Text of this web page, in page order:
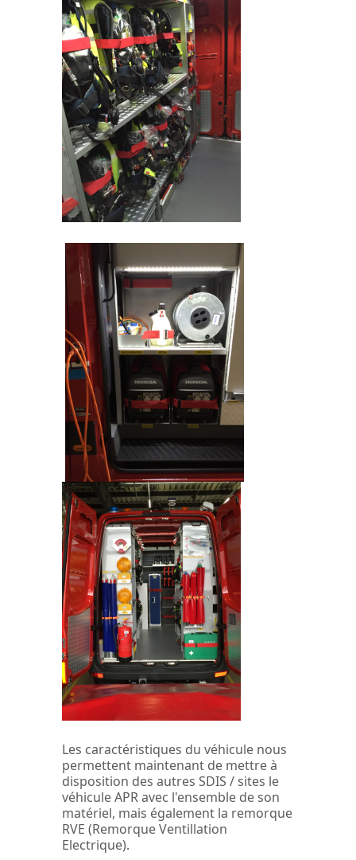
Les caractéristiques du véhicule nous
permettent maintenant de mettre à
disposition des autres SDIS / sites le
véhicule APR avec l'ensemble de son
matériel, mais également la remorque
RVE (Remorque Ventillation
Electrique).